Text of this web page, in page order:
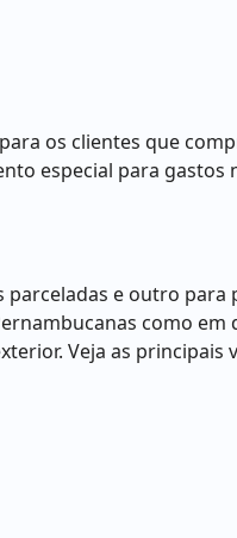
os clientes que
especial para gastos
e outro para
como
Veja as principais